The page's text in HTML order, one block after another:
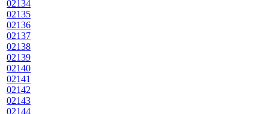
02134
02135
02136
02137
02138
02139
02140
02141
02142
02143
02144